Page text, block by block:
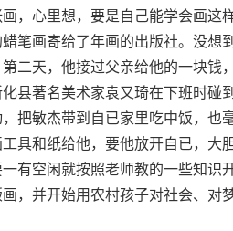
，心里想，要是自己能学会画这
笔画寄给了年画的出版社。没想
二天，他接过父亲给他的一块钱
县著名美术家袁又琦在下班时碰
把敏杰带到自已家里吃中饭，也
具和纸给他，要他放开自已，大
有空闲就按照老师教的一些知识
，并开始用农村孩子对社会、对